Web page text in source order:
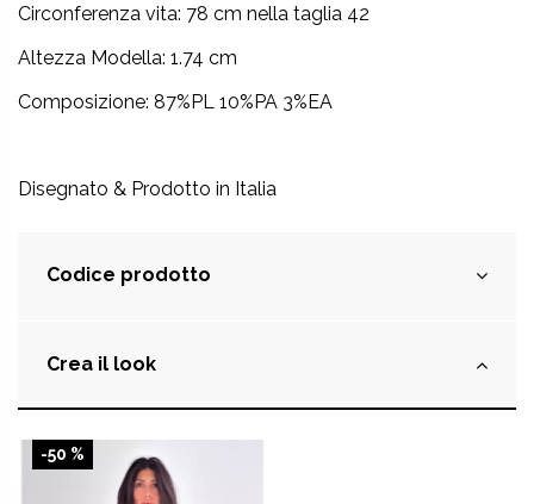
Circonferenza vita: 78 cm nella taglia 42
Altezza Modella: 1.74 cm
Composizione: 87%PL 10%PA 3%EA
Disegnato & Prodotto in Italia
Codice prodotto
Crea il look
-50 %